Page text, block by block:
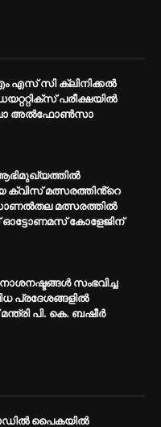
എം എസ് സി ക്ലിനിക്കൽ
പരീക്ഷയിൽ
അൽഫോൺസാ
ആഭിമുഖ്യത്തിൽ
ക്വിസ് മത്സരത്തിൻ്റെ
മത്സരത്തിൽ
കോളേജിന്
സംഭവിച്ച
പ്രദേശങ്ങളിൽ
പി. കെ. ബഷീർ
പൈകയിൽ